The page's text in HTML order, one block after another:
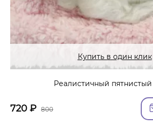
Купить в один клик
Реалистичный пятнистый
720 ₽ 800